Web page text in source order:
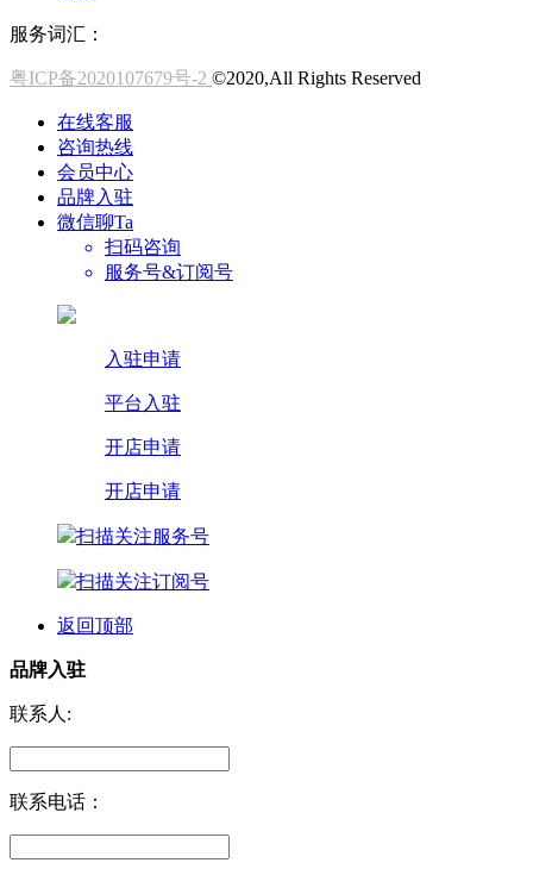
服务词汇：
粤ICP备2020107679号-2 ©2020,All Rights Reserved
在线客服
咨询热线
会员中心
品牌入驻
微信聊Ta
扫码咨询
服务号&订阅号
入驻申请
平台入驻
开店申请
开店申请
扫描关注服务号
扫描关注订阅号
返回顶部
品牌入驻
联系人:
联系电话：